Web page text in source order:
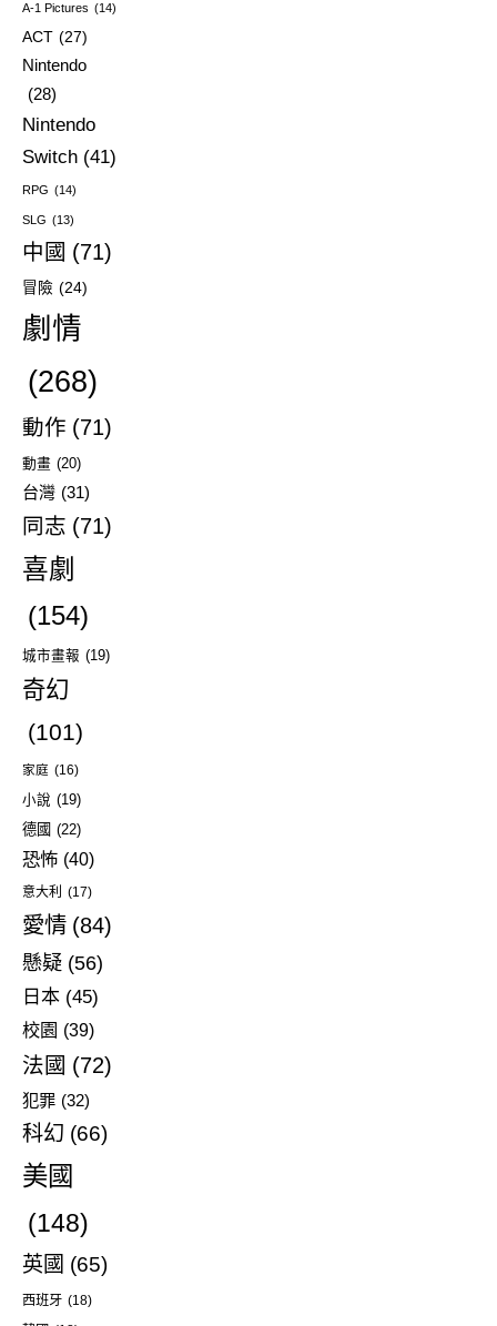
A-1 Pictures (14)
ACT (27)
Nintendo
(28)
Nintendo
Switch (41)
RPG (14)
SLG (13)
中國 (71)
冒險 (24)
劇情
(268)
動作 (71)
動畫 (20)
台灣 (31)
同志 (71)
喜劇
(154)
城市畫報 (19)
奇幻
(101)
家庭 (16)
小說 (19)
德國 (22)
恐怖 (40)
意大利 (17)
愛情 (84)
懸疑 (56)
日本 (45)
校園 (39)
法國 (72)
犯罪 (32)
科幻 (66)
美國
(148)
英國 (65)
西班牙 (18)